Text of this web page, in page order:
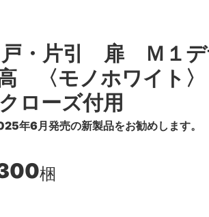
・片引 扉 Ｍ１
〈モノホワイト
ローズ付用
年6月発売の新製品をお勧めします。
梱